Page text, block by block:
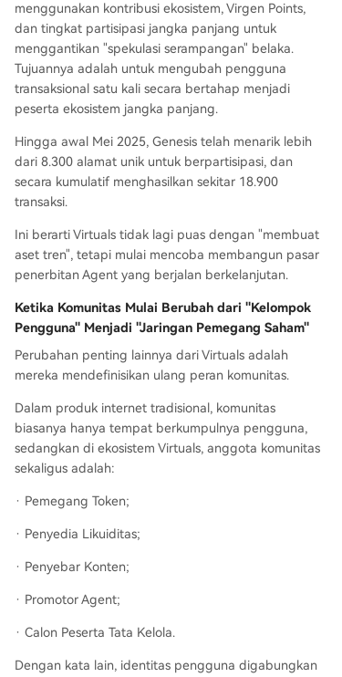
menggunakan kontribusi ekosistem, Virgen Points,
dan tingkat partisipasi jangka panjang untuk
menggantikan "spekulasi serampangan" belaka.
Tujuannya adalah untuk mengubah pengguna
transaksional satu kali secara bertahap menjadi
peserta ekosistem jangka panjang.
Hingga awal Mei 2025, Genesis telah menarik lebih
dari 8.300 alamat unik untuk berpartisipasi, dan
secara kumulatif menghasilkan sekitar 18.900
transaksi.
Ini berarti Virtuals tidak lagi puas dengan "membuat
aset tren", tetapi mulai mencoba membangun pasar
penerbitan Agent yang berjalan berkelanjutan.
Ketika Komunitas Mulai Berubah dari "Kelompok
Pengguna" Menjadi "Jaringan Pemegang Saham"
Perubahan penting lainnya dari Virtuals adalah
mereka mendefinisikan ulang peran komunitas.
Dalam produk internet tradisional, komunitas
biasanya hanya tempat berkumpulnya pengguna,
sedangkan di ekosistem Virtuals, anggota komunitas
sekaligus adalah:
· Pemegang Token;
· Penyedia Likuiditas;
· Penyebar Konten;
· Promotor Agent;
· Calon Peserta Tata Kelola.
Dengan kata lain, identitas pengguna digabungkan